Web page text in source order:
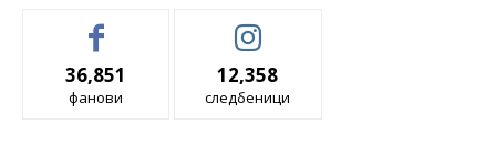
36,851
фанови
12,358
следбеници